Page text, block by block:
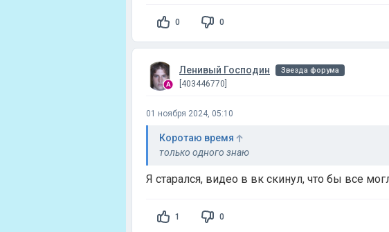
0 0
Ленивый Господин Звезда форума
[403446770]
01 ноября 2024, 05:10
Коротаю время
только одного знаю
Я старался, видео в вк скинул, что бы все
1 0